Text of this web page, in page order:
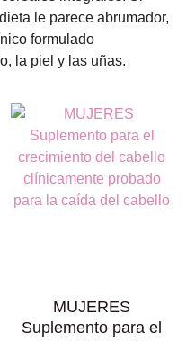
le parece abrumador,
formulado
la piel y las uñas.
MUJERES
Suplemento para el